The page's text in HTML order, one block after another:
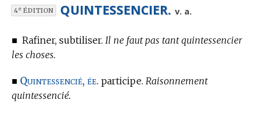
4eÉDITION QUINTESSENCIER. v. a.
■ Rafiner, subtiliser. Il ne faut pas tant quintessencier
les choses.
■ Quintessencié, ée. participe. Raisonnement
quintessencié.